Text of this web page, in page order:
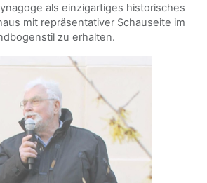
als einzigartiges historisches
mit repräsentativer Schauseite im
zu erhalten.